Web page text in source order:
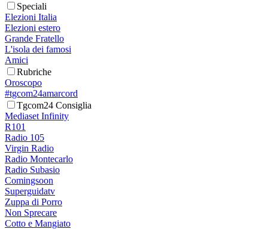
Speciali
Elezioni Italia
Elezioni estero
Grande Fratello
L'isola dei famosi
Amici
Rubriche
Oroscopo
#tgcom24amarcord
Tgcom24 Consiglia
Mediaset Infinity
R101
Radio 105
Virgin Radio
Radio Montecarlo
Radio Subasio
Comingsoon
Superguidatv
Zuppa di Porro
Non Sprecare
Cotto e Mangiato